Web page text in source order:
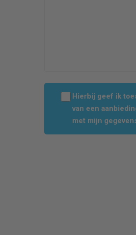
Hierbij geef ik
van een
met mijn